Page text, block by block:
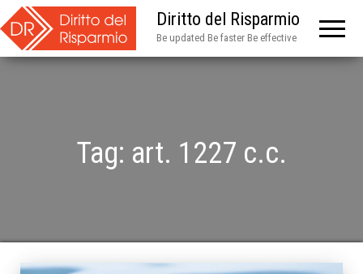
Diritto del Risparmio
Be updated Be faster Be effective
Tag: art. 1227 c.c.